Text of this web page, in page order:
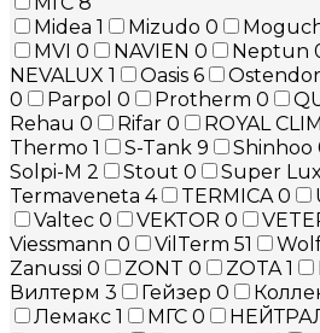
Midea 1 Mizudo 0
MVI 0 NAVIEN 0 Neptun
NEVALUX 1 Oasis 6
0
Parpol 0 Protherm 0
Rehau 0 Rifar 0 ROYAL
Thermo 1 S-Tank 9 Shinhoo
Solpi-M 2 Stout 0 Super Lux
Termaveneta 4 TERMICA0
Valtec 0 VEKTOR 0
Viessmann 0 VilTerm 51
Zanussi 0 ZONT 0 ZOTA1
Вилтерм 3 Гейзер 0
Лемакс 1 МГС 0